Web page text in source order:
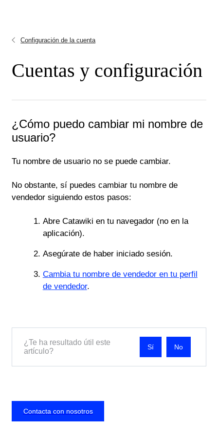
Configuración de la cuenta
Cuentas y configuración
¿Cómo puedo cambiar mi nombre de
usuario?
Tu nombre de usuario no se puede cambiar.
No obstante, sí puedes cambiar tu nombre de
vendedor siguiendo estos pasos:
Abre Catawiki en tu navegador (no en la
aplicación).
Asegúrate de haber iniciado sesión.
Cambia tu nombre de vendedor en tu perfil
de vendedor.
¿Te ha resultado útil este
artículo?
No
Contacta con nosotros